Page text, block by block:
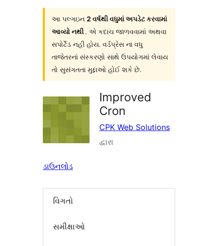
આ પલ્ગઇન 2 વર્ષથી વધુમાં અપડેટ કરવામાં
આવ્યો નથી . એ કદાચ જાળવવામાં અથવા
સપોર્ટેડ નહી હોય. વર્ડપ્રેસ ના વધુ
તાજેતરનાં સંસ્કરણો સાથે ઉપયોગમાં લેવાય
તો સુસંગતતા મુદ્દાઓ હોઈ શકે છે.
Improved
Cron
CPK Web Solutions
દ્વારા
ડાઉનલોડ
વિગતો
સમીક્ષાઓ